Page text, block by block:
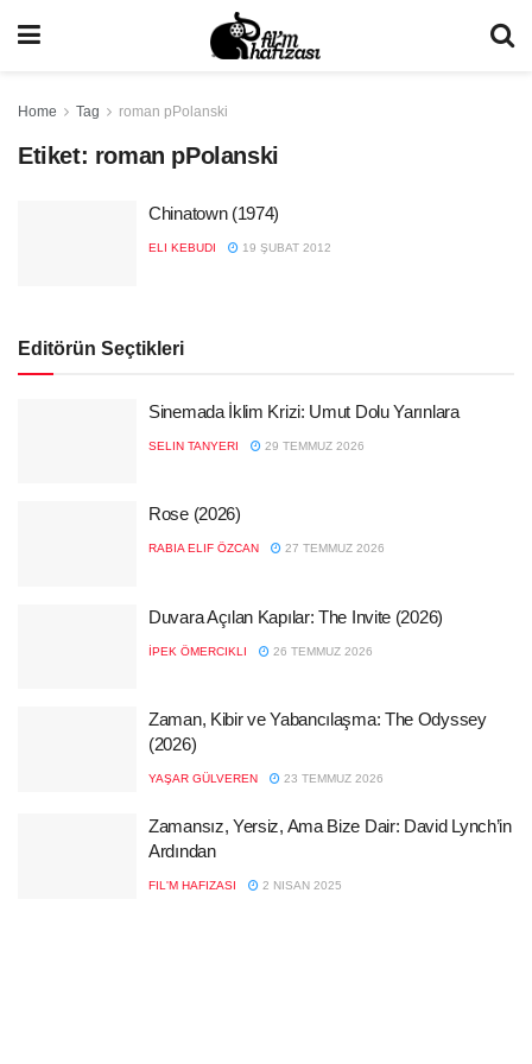
Home Tag roman pPolanski
Etiket: roman pPolanski
Chinatown (1974)
ELI KEBUDI 19 ŞUBAT 2012
Editörün Seçtikleri
Sinemada İklim Krizi: Umut Dolu Yarınlara
SELIN TANYERI 29 TEMMUZ 2026
Rose (2026)
RABIA ELIF ÖZCAN 27 TEMMUZ 2026
Duvara Açılan Kapılar: The Invite (2026)
İPEK ÖMERCIKLI 26 TEMMUZ 2026
Zaman, Kibir ve Yabancılaşma: The Odyssey
(2026)
YAŞAR GÜLVEREN 23 TEMMUZ 2026
Zamansız, Yersiz, Ama Bize Dair: David Lynch’in
Ardından
FIL'M HAFIZASI 2 NISAN 2025